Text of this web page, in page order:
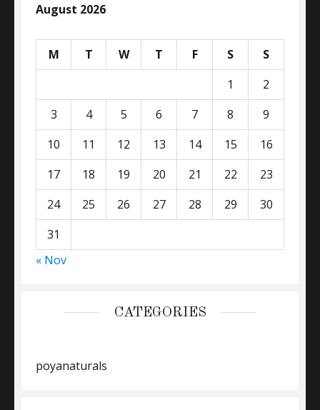
August 2026
M T W T F S
S
1
2
3
4 5 6 7 8
9
10
11 12 13 14 15
16
17
18 19 20 21 22
23
24
25 26 27 28 29
30
31
« Nov
CATEGORIES
poyanaturals